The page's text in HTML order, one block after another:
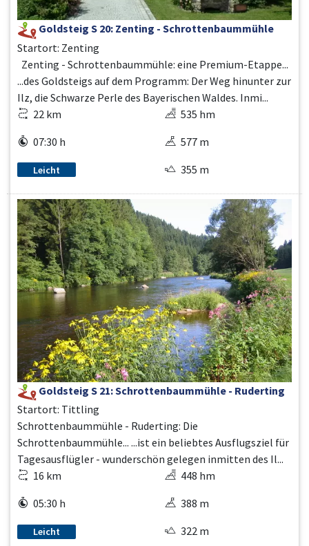
Goldsteig S 20: Zenting - Schrottenbaummühle
Startort: Zenting
Zenting - Schrottenbaummühle: eine Premium-Etappe...
...des Goldsteigs auf dem Programm: Der Weg hinunter zur
Ilz, die Schwarze Perle des Bayerischen Waldes. Inmi...
22 km
07:30 h
Leicht
535 hm
577 m
355 m
Goldsteig S 21: Schrottenbaummühle - Ruderting
Startort: Tittling
Schrottenbaummühle - Ruderting: Die
Schrottenbaummühle... ...ist ein beliebtes Ausflugsziel für
Tagesausflügler - wunderschön gelegen inmitten des Il...
16 km
05:30 h
Leicht
448 hm
388 m
322 m